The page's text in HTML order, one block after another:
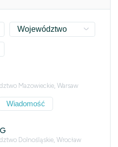
Województwo
Mazowieckie, Warsaw
Wiadomość
Dolnośląskie, Wrocław